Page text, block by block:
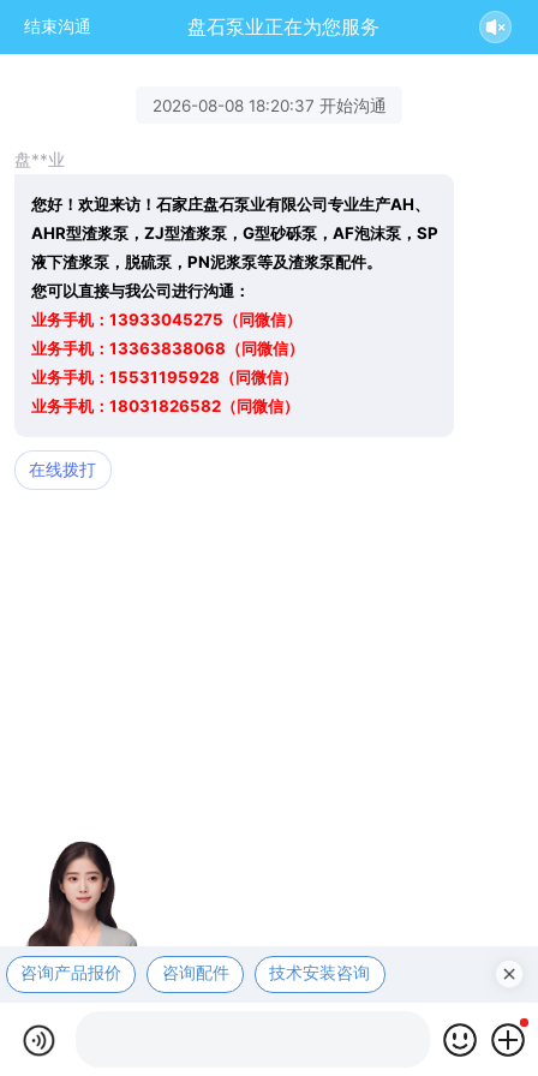
结束沟通 盘石泵业正在为您服务
2026-08-08 18:20:37 开始沟通
盘**业
您好！欢迎来访！石家庄盘石泵业有限公司专业生产AH、
AHR型渣浆泵，ZJ型渣浆泵，G型砂砾泵，AF泡沫泵，SP
液下渣浆泵，脱硫泵，PN泥浆泵等及渣浆泵配件。
您可以直接与我公司进行沟通：
业务手机：13933045275（同微信）
业务手机：13363838068（同微信）
业务手机：15531195928（同微信）
业务手机：18031826582（同微信）
在线拨打
咨询产品报价 咨询配件 技术安装咨询